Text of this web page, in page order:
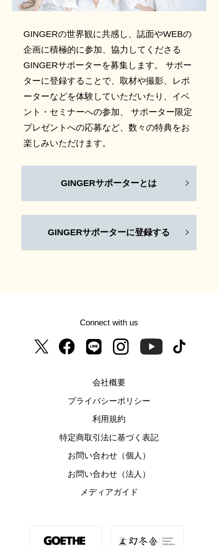
GINGERの世界観に共感し、誌面やWEBの
企画に積極的に参加、協力してくださる
GINGERサポーターを募集します。 サポー
ターに登録することで、取材や撮影、レポ
ーターなどを体験していただいたり、イベ
ント・セミナーへの参加、 サポーター限定
プレゼントへの応募など、数々の特典をお
楽しみいただけます。
GINGERサポーターとは
GINGERサポーターに登録する
Connect with us
会社概要
プライバシーポリシー
利用規約
特定商取引法に基づく表記
お問い合わせ（個人）
お問い合わせ（法人）
メディアガイド